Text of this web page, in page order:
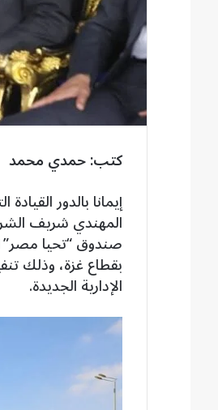
كتب: حمدي محمد
إيمانا بالدور
المهندي شريف
صندوق “تحيا مصر”
بقطاع غزة، وذلك
الإدارية الجديدة.